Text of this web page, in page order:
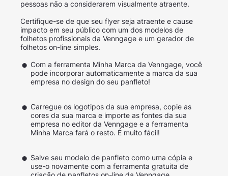
pessoas não a considerarem visualmente atraente.
Certifique-se de que seu flyer seja atraente e cause
impacto em seu público com um dos modelos de
folhetos profissionais da Venngage e um gerador de
folhetos on-line simples.
Com a ferramenta Minha Marca da Venngage, você
pode incorporar automaticamente a marca da sua
empresa no design do seu panfleto!
Carregue os logotipos da sua empresa, copie as
cores da sua marca e importe as fontes da sua
empresa no editor da Venngage e a ferramenta
Minha Marca fará o resto. É muito fácil!
Salve seu modelo de panfleto como uma cópia e
use-o novamente com a ferramenta gratuita de